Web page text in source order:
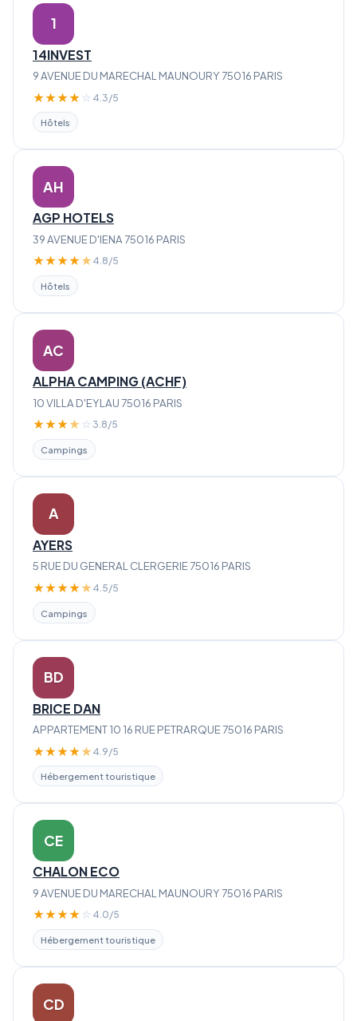
1
14INVEST
9 AVENUE DU MARECHAL MAUNOURY 75016 PARIS
★★★★ ☆ 4.3/5
Hôtels
AH
AGP HOTELS
39 AVENUE D'IENA 75016 PARIS
★★★★★ 4.8/5
Hôtels
AC
ALPHA CAMPING (ACHF)
10 VILLA D'EYLAU 75016 PARIS
★★★★ ☆ 3.8/5
Campings
A
AYERS
5 RUE DU GENERAL CLERGERIE 75016 PARIS
★★★★★ 4.5/5
Campings
BD
BRICE DAN
APPARTEMENT 10 16 RUE PETRARQUE 75016 PARIS
★★★★★ 4.9/5
Hébergement touristique
CE
CHALON ECO
9 AVENUE DU MARECHAL MAUNOURY 75016 PARIS
★★★★ ☆ 4.0/5
Hébergement touristique
CD